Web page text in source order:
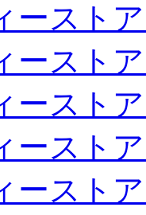
ースト
ースト
ースト
ースト
ースト